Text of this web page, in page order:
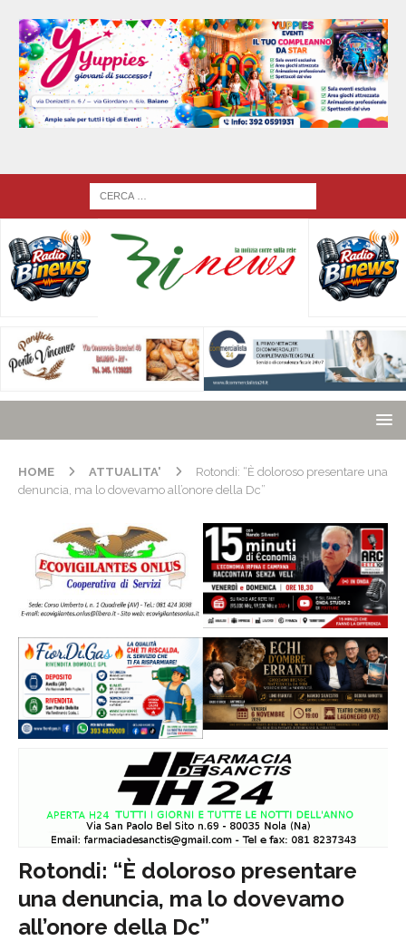
HOME ATTUALITA'
Rotondi: “È doloroso presentare una
denuncia, ma lo dovevamo all’onore della Dc”
Rotondi: “È doloroso presentare
una denuncia, ma lo dovevamo
all’onore della Dc”